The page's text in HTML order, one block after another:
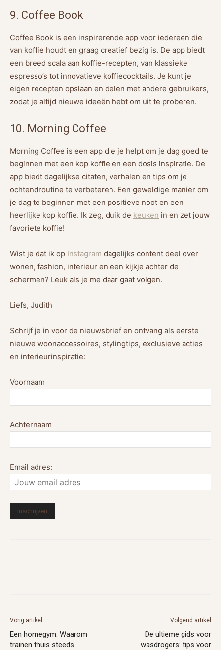
9. Coffee Book
Coffee Book is een inspirerende app voor iedereen die
van koffie houdt en graag creatief bezig is. De app biedt
een breed scala aan koffie-recepten, van klassieke
espresso’s tot innovatieve koffiecocktails. Je kunt je
eigen recepten opslaan en delen met andere gebruikers,
zodat je altijd nieuwe ideeën hebt om uit te proberen.
10. Morning Coffee
Morning Coffee is een app die je helpt om je dag goed te
beginnen met een kop koffie en een dosis inspiratie. De
app biedt dagelijkse citaten, verhalen en tips om je
ochtendroutine te verbeteren. Een geweldige manier om
je dag te beginnen met een positieve noot en een
heerlijke kop koffie. Ik zeg, duik de keuken in en zet jouw
favoriete koffie!
Wist je dat ik op Instagram dagelijks content deel over
wonen, fashion, interieur en een kijkje achter de
schermen? Leuk als je me daar gaat volgen.
Liefs, Judith
Schrijf je in voor de nieuwsbrief en ontvang als eerste
nieuwe woonaccessoires, stylingtips, exclusieve acties
en interieurinspiratie:
Voornaam
Achternaam
Email adres:
Vorig artikel
Een homegym: Waarom
trainen thuis steeds
Volgend artikel
De ultieme gids voor
wasdrogers: tips voor